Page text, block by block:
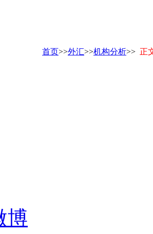
首页>>外汇>>机构分析>> 正
博